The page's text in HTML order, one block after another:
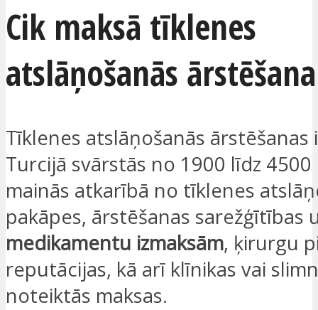
Cik maksā tīklenes
atslāņošanās
Tīklenes atslāņošanās ārstēšanas
Turcijā svārstās no 1900 līdz 4500
mainās atkarībā no tīklenes
pakāpes, ārstēšanas sarežģītības
medikamentu izmaksām, ķirurgu
reputācijas, kā arī klīnikas vai
noteiktās maksas.